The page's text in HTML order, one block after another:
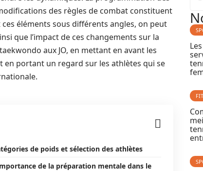
des règles de combat constituent
éléments sous différents angles, on peut
que l’impact de ces changements sur la
aux JO, en mettant en avant les
en portant un regard sur les athlètes qui se
de poids et sélection des athlètes
de la préparation mentale dans le